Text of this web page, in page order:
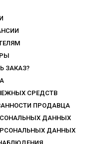
ЗАКАЗ?
СРЕДСТВ
ПРОДАВЦА
ДАННЫХ
ДАННЫХ